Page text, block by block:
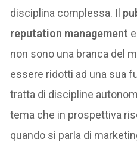
disciplina complessa. Il
reputation management
non sono una branca del
essere ridotti ad una sua
tratta di discipline
tema che in prospettiva
quando si parla di